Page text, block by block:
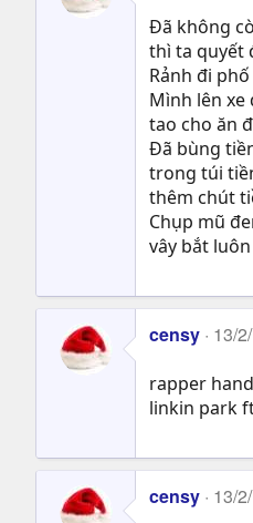
Đã không
thì ta quyết
Rảnh đi
Mình lên xe
tao cho ăn
Đã bùng
trong túi
thêm chút
Chụp mũ
vây bắt
censy 13/
rapper
linkin park
censy 13/